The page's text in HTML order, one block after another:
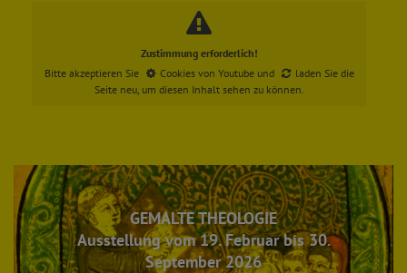
Zustimmung erforderlich!
Bitte akzeptieren Sie
Cookies von Youtubeund
laden Sie die
Seite neu, um diesen Inhalt sehen zu können.
GEMALTE THEOLOGIE
Ausstellung vom 19. Februar bis 30.
September 2026